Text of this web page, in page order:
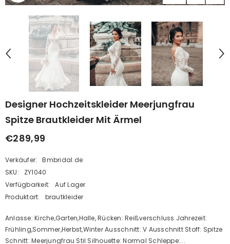
Designer Hochzeitskleider Meerjungfrau
Spitze Brautkleider Mit Ärmel
€289,99
Verkäufer:
Bmbridal.de
SKU:
ZY1040
Verfügbarkeit:
Auf Lager
Produktart:
brautkleider
Anlasse: Kirche,Garten,Halle, Rücken: Reißverschluss Jahrezeit:
Frühling,Sommer,Herbst,Winter Ausschnitt: V Ausschnitt Stoff: Spitze
Schnitt: Meerjungfrau Stil Silhouette: Normal Schleppe:...